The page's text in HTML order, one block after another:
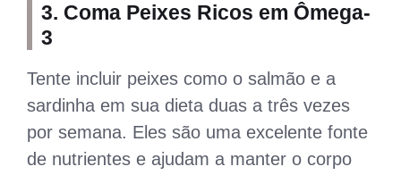
3. Coma Peixes Ricos em Ômega-
3
Tente incluir peixes como o salmão e a
sardinha em sua dieta duas a três vezes
por semana. Eles são uma excelente fonte
de nutrientes e ajudam a manter o corpo